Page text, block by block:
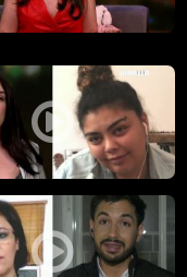
ستديو البلد: قوالب
الأمامية، العدد
أزمة وباء كورونا تأخذنا